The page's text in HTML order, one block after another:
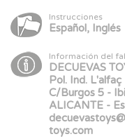
Instrucciones
Español, Inglés
Información del
DECUEVAS
Pol. Ind.
C/Burgos 5 -
ALICANTE -
toys.com